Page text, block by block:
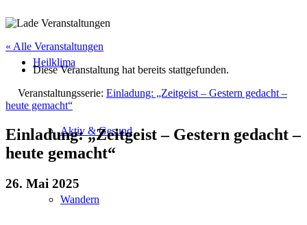
Heilklima
Aktiv & Gesund
Wandern
« Alle Veranstaltungen
Diese Veranstaltung hat bereits stattgefunden.
Veranstaltungsserie: Einladung: „Zeitgeist – Gestern gedacht –
heute gemacht“
Einladung: „Zeitgeist – Gestern gedacht –
heute gemacht“
26. Mai 2025